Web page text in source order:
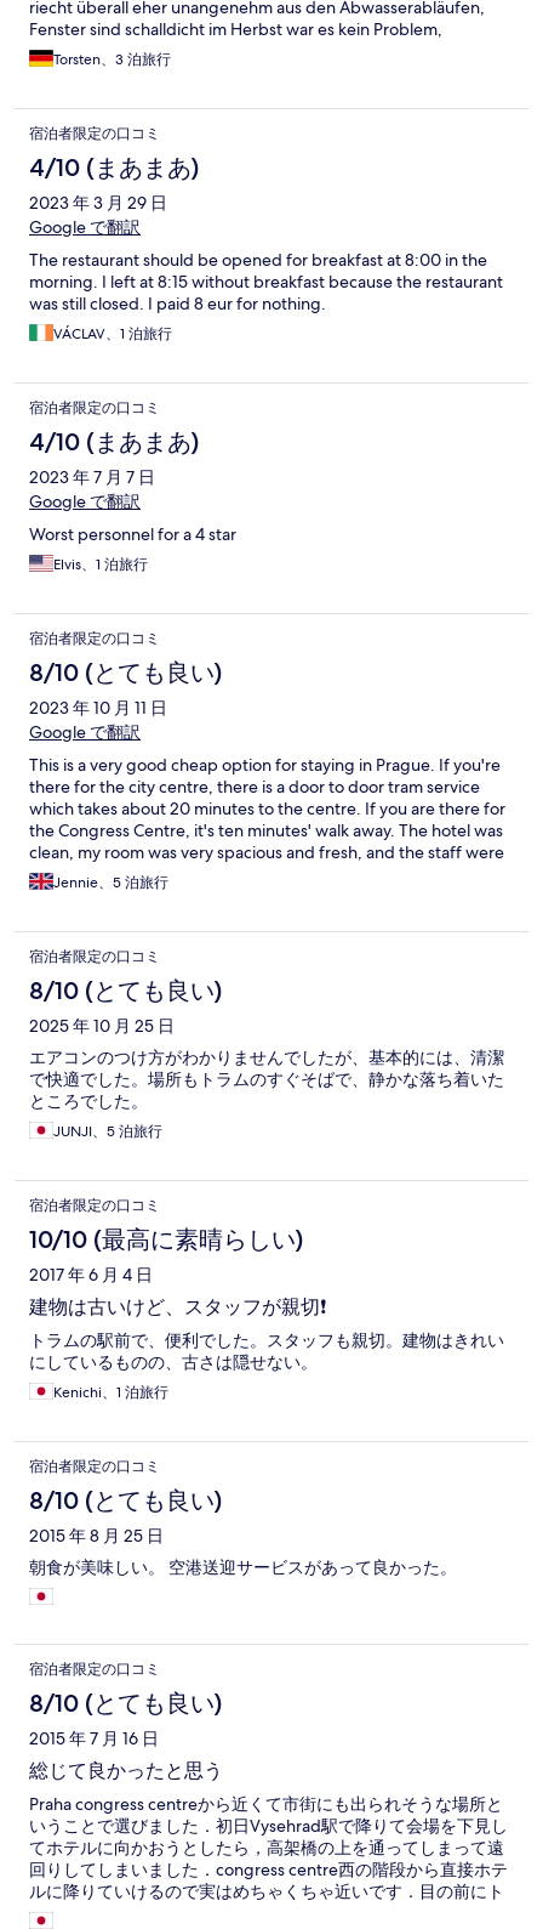
riecht überall eher unangenehm aus den Abwasserabläufen,
Fenster sind schalldicht im Herbst war es kein Problem,
Torsten、3 泊旅行
宿泊者限定の口コミ
4/10 (まあまあ)
2023 年 3 月 29 日
Google で翻訳
The restaurant should be opened for breakfast at 8:00 in the
morning. I left at 8:15 without breakfast because the restaurant
was still closed. I paid 8 eur for nothing.
VÁCLAV、1 泊旅行
宿泊者限定の口コミ
4/10 (まあまあ)
2023 年 7 月 7 日
Google で翻訳
Worst personnel for a 4 star
Elvis、1 泊旅行
宿泊者限定の口コミ
8/10 (とても良い)
2023 年 10 月 11 日
Google で翻訳
This is a very good cheap option for staying in Prague. If you're
there for the city centre, there is a door to door tram service
which takes about 20 minutes to the centre. If you are there for
the Congress Centre, it's ten minutes' walk away. The hotel was
clean, my room was very spacious and fresh, and the staff were
helpful. The hotel does not offer any catering, and the only
downside is that the bar/restaurant which shares the site and is
erratic opening hours. It is great when it is open, but do not rely
on it being open at the advertised hours. There is a fridge in the
rooms and a Lidl five minutes away, so nobody needs to starve.
Jennie、5 泊旅行
宿泊者限定の口コミ
8/10 (とても良い)
2025 年 10 月 25 日
エアコンのつけ方がわかりませんでしたが、基本的には、清潔
で快適でした。場所もトラムのすぐそばで、静かな落ち着いた
ところでした。
JUNJI、5 泊旅行
宿泊者限定の口コミ
10/10 (最高に素晴らしい)
2017 年 6 月 4 日
建物は古いけど、スタッフが親切❗
トラムの駅前で、便利でした。スタッフも親切。建物はきれい
にしているものの、古さは隠せない。
Kenichi、1 泊旅行
宿泊者限定の口コミ
8/10 (とても良い)
2015 年 8 月 25 日
朝食が美味しい。 空港送迎サービスがあって良かった。
宿泊者限定の口コミ
8/10 (とても良い)
2015 年 7 月 16 日
総じて良かったと思う
Praha congress centreから近くて市街にも出られそうな場所と
いうことで選びました．初日Vysehrad駅で降りて会場を下見し
てホテルに向かおうとしたら，高架橋の上を通ってしまって遠
回りしてしまいました．congress centre西の階段から直接ホテ
ルに降りていけるので実はめちゃくちゃ近いです．目の前にト
ラムの駅もあるのでどこに行くにも十分です． ただ，